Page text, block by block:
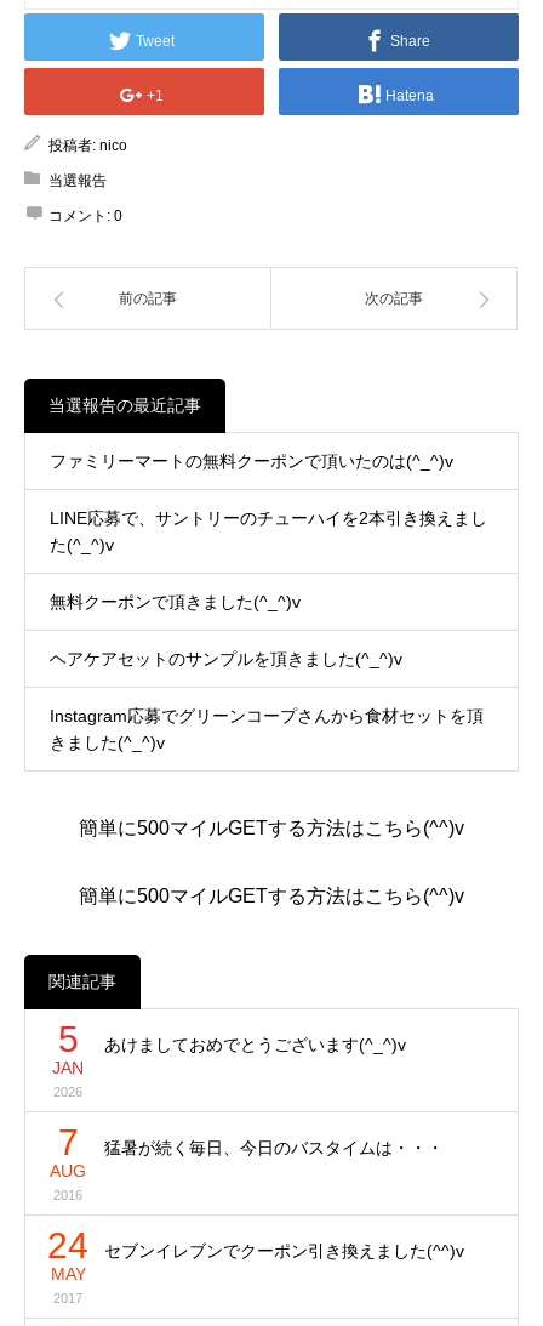
Tweet Share
+1 Hatena
投稿者: nico
当選報告
コメント: 0
前の記事 次の記事
当選報告の最近記事
ファミリーマートの無料クーポンで頂いたのは(^_^)v
LINE応募で、サントリーのチューハイを2本引き換えまし
た(^_^)v
無料クーポンで頂きました(^_^)v
ヘアケアセットのサンプルを頂きました(^_^)v
Instagram応募でグリーンコープさんから食材セットを頂
きました(^_^)v
簡単に500マイルGETする方法はこちら(^^)v
簡単に500マイルGETする方法はこちら(^^)v
関連記事
5
JAN
2026
あけましておめでとうございます(^_^)v
7
AUG
2016
猛暑が続く毎日、今日のバスタイムは・・・
24
MAY
2017
セブンイレブンでクーポン引き換えました(^^)v